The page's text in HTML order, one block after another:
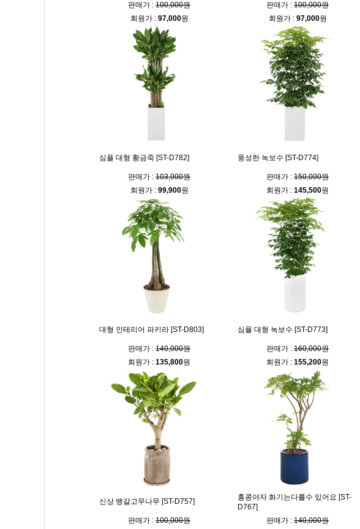
판매가 : 100,000원
회원가 : 97,000원
판매가 : 100,000원
회원가 : 97,000원
심플 대형 황금죽 [ST-D782]
판매가 : 103,000원
회원가 : 99,900원
풍성한 녹보수 [ST-D774]
판매가 : 150,000원
회원가 : 145,500원
대형 인테리어 파키라 [ST-D803]
판매가 : 140,000원
회원가 : 135,800원
심플 대형 녹보수 [ST-D773]
판매가 : 160,000원
회원가 : 155,200원
신상 뱅갈고무나무 [ST-D757]
판매가 : 100,000원
홍콩야자 화기는다를수 있어요 [ST-
D767]
판매가 : 140,000원